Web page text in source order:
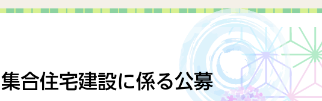
地域子育て支援センター・わ
合住宅建設に係る公募